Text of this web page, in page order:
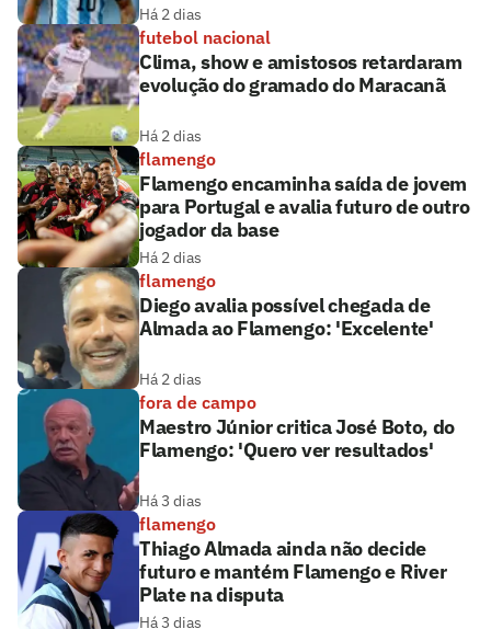
Há 2 dias
futebol nacional
Clima, show e amistosos retardaram
evolução do gramado do Maracanã
Há 2 dias
flamengo
Flamengo encaminha saída de jovem
para Portugal e avalia futuro de outro
jogador da base
Há 2 dias
flamengo
Diego avalia possível chegada de
Almada ao Flamengo: 'Excelente'
Há 2 dias
fora de campo
Maestro Júnior critica José Boto, do
Flamengo: 'Quero ver resultados'
Há 3 dias
flamengo
Thiago Almada ainda não decide
futuro e mantém Flamengo e River
Plate na disputa
Há 3 dias